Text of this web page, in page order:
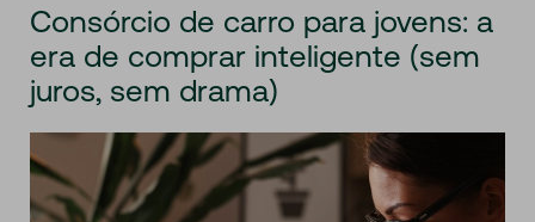
Consórcio de carro para jovens: a
era de comprar inteligente (sem
juros, sem drama)